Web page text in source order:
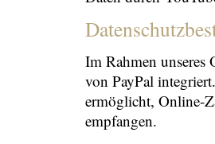
Im Rahmen unseres
von PayPal
ermöglicht, Online-
empfangen.